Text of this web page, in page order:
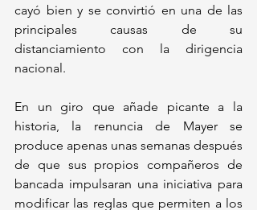
cayó bien y se convirtió en una de las
principales causas de su
distanciamiento con la dirigencia
nacional.
En un giro que añade picante a la
historia, la renuncia de Mayer se
produce apenas unas semanas después
de que sus propios compañeros de
bancada impulsaran una iniciativa para
modificar las reglas que permiten a los